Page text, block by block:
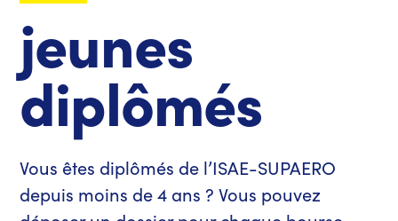
jeunes
diplômés
Vous êtes diplômés de l’ISAE-SUPAERO
depuis moins de 4 ans ? Vous pouvez